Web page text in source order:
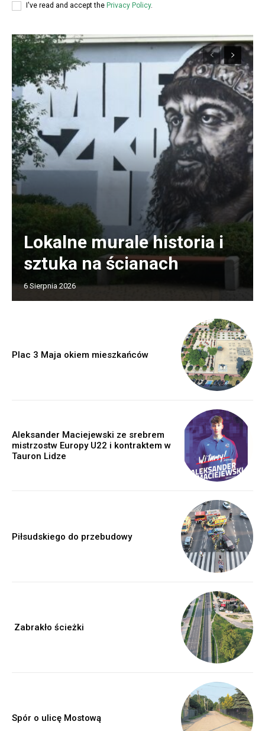
I've read and accept the Privacy Policy.
Lokalne murale historia i
sztuka na ścianach
6 Sierpnia 2026
Plac 3 Maja okiem mieszkańców
Aleksander Maciejewski ze srebrem
mistrzostw Europy U22 i kontraktem w
Tauron Lidze
Piłsudskiego do przebudowy
Zabrakło ścieżki
Spór o ulicę Mostową